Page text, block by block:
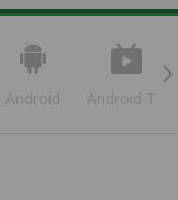
Android Android TV